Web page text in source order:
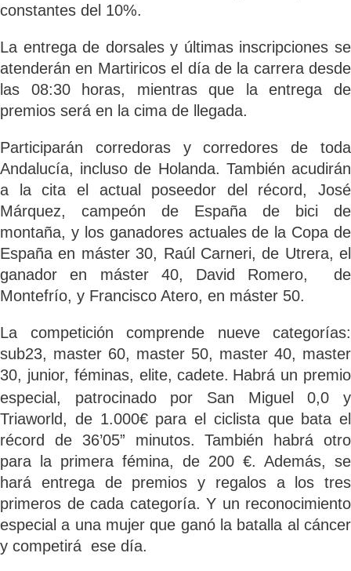
constantes del 10%.
La entrega de dorsales y últimas inscripciones se
atenderán en Martiricos el día de la carrera desde
las 08:30 horas, mientras que la entrega de
premios será en la cima de llegada.
Participarán corredoras y corredores de toda
Andalucía, incluso de Holanda. También acudirán
a la cita el actual poseedor del récord, José
Márquez, campeón de España de bici de
montaña, y los ganadores actuales de la Copa de
España en máster 30, Raúl Carneri, de Utrera, el
ganador en máster 40, David Romero, de
Montefrío, y Francisco Atero, en máster 50.
La competición comprende nueve categorías:
sub23, master 60, master 50, master 40, master
30, junior, féminas, elite, cadete. Habrá un premio
especial, patrocinado por San Miguel 0,0 y
Triaworld, de 1.000€ para el ciclista que bata el
récord de 36’05” minutos. También habrá otro
para la primera fémina, de 200 €. Además, se
hará entrega de premios y regalos a los tres
primeros de cada categoría. Y un reconocimiento
especial a una mujer que ganó la batalla al cáncer
y competirá ese día.